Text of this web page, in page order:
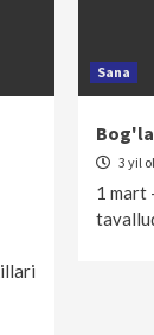
Sana
3 yil
1 mart